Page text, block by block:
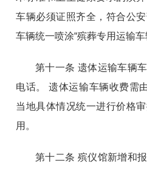
车辆必须证照齐全，符合公
车辆统一喷涂“殡葬专用运输车
第十一条 遗体运输车辆
电话。 遗体运输车辆收费需
当地具体情况统一进行价格
用。
第十二条 殡仪馆新增和